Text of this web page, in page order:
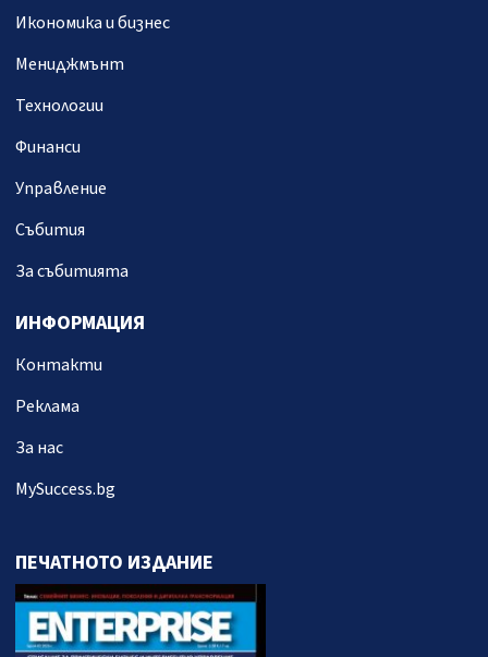
Икономика и бизнес
Мениджмънт
Технологии
Финанси
Управление
Събития
За събитията
ИНФОРМАЦИЯ
Контакти
Реклама
За нас
MySuccess.bg
ПЕЧАТНОТО ИЗДАНИЕ